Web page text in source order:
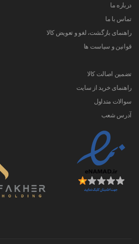
درباره ما
تماس با ما
راهنمای بازگشت، لغو و تعویض کالا
قوانین و سیاست ها
تضمین اصالت کالا
راهنمای خرید از سایت
سوالات متداول
آدرس شعب